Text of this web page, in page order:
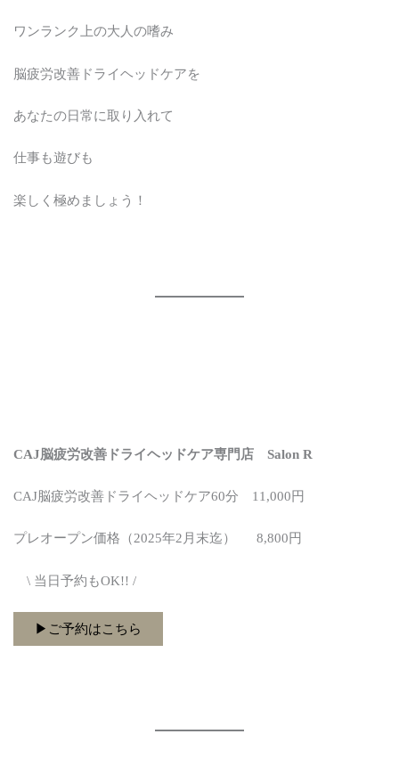
ワンランク上の大人の嗜み
脳疲労改善ドライヘッドケアを
あなたの日常に取り入れて
仕事も遊びも
楽しく極めましょう！
CAJ脳疲労改善ドライヘッドケア専門店 Salon R
CAJ脳疲労改善ドライヘッドケア60分 11,000円
プレオープン価格（2025年2月末迄） 8,800円
\ 当日予約もOK!! /
▶︎ご予約はこちら